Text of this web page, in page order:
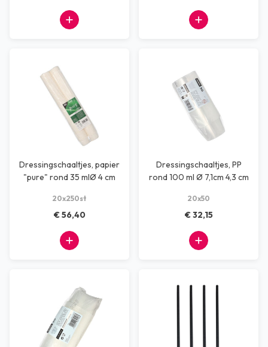
Dressingschaaltjes, papier
"pure" rond 35 mlØ 4 cm
20x250st
€ 56,40
Dressingschaaltjes, PP
rond 100 ml Ø 7,1cm 4,3 cm
20x50
€ 32,15